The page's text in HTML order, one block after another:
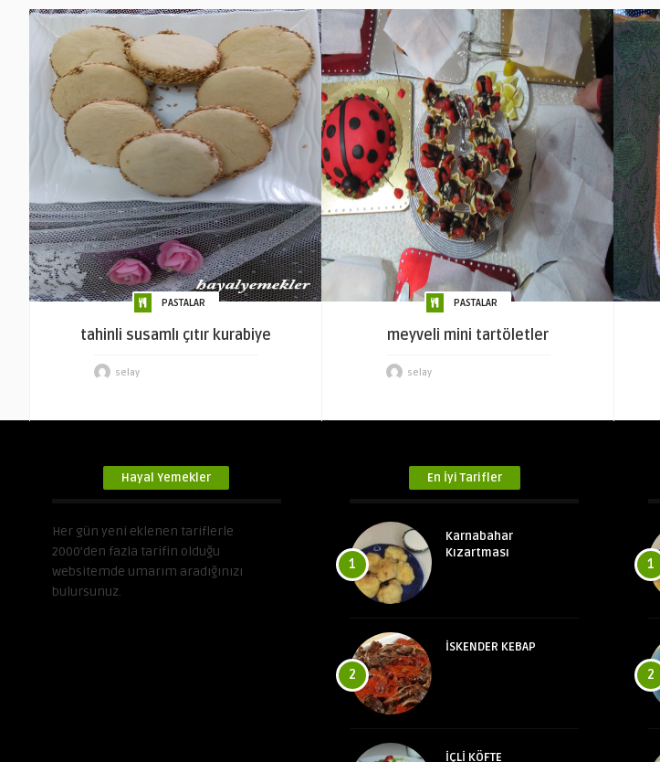
PASTALAR
tahinli susamlı çıtır kurabiye
selay
PASTALAR
meyveli mini tartöletler
selay
Hayal Yemekler
Her gün yeni eklenen tariflerle
2000’den fazla tarifin olduğu
websitemde umarım aradığınızı
bulursunuz.
En İyi Tarifler
1
Karnabahar
Kızartması
2
İSKENDER KEBAP
İÇLİ KÖFTE
1
2